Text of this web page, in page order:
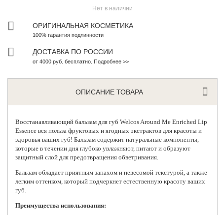
Нет в наличии
ОРИГИНАЛЬНАЯ КОСМЕТИКА
100% гарантия подлинности
ДОСТАВКА ПО РОССИИ
от 4000 руб. бесплатно. Подробнее >>
ОПИСАНИЕ ТОВАРА
Восстанавливающий бальзам для губWelcos Around Me Enriched Lip
Essence вся польза фруктовых и ягодных экстрактов для красоты и
здоровья ваших губ! Бальзам содержит натуральные компоненты,
которые в течении дня глубоко увлажняют, питают и образуют
защитный слой для предотвращения обветривания.
Бальзам обладает приятным запахом и невесомой текстурой, а также
легким оттенком, который подчеркнет естественную красоту ваших
губ.
Преимущества использования: